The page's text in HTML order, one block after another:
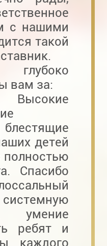
с нашими
такой
вам за:
детей
Спасибо
умение
ребят и
каждого